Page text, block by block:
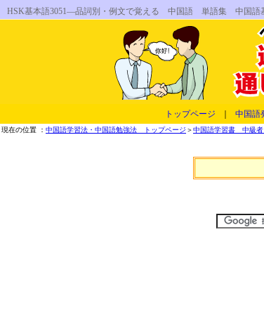
HSK基本語3051―品詞別・例文で覚える 中国語 単語集 中国
トップページ 中国語
現在の位置 ： 中国語学習法・中国語勉強法 トップページ ＞中国語学習書 中級